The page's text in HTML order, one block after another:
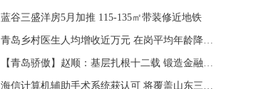
蓝谷三盛洋房5月加推 115-135㎡带装修近地铁
青岛乡村医生人均增收近万元 在岗平均年龄降至50岁
【青岛骄傲】赵顺：基层扎根十二载 锻造金融工匠精神
海信计算机辅助手术系统获认可 将覆盖山东三级医院